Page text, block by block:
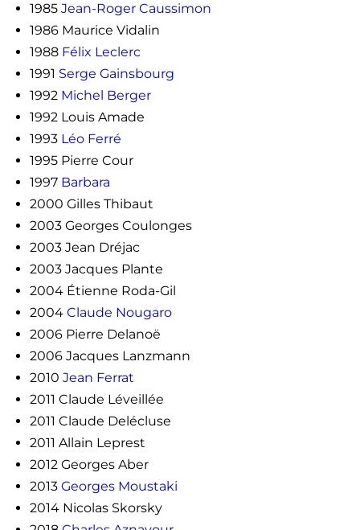
1985 Jean-Roger Caussimon
1986 Maurice Vidalin
1988 Félix Leclerc
1991 Serge Gainsbourg
1992 Michel Berger
1992 Louis Amade
1993 Léo Ferré
1995 Pierre Cour
1997 Barbara
2000 Gilles Thibaut
2003 Georges Coulonges
2003 Jean Dréjac
2003 Jacques Plante
2004 Étienne Roda-Gil
2004 Claude Nougaro
2006 Pierre Delanoë
2006 Jacques Lanzmann
2010 Jean Ferrat
2011 Claude Léveillée
2011 Claude Delécluse
2011 Allain Leprest
2012 Georges Aber
2013 Georges Moustaki
2014 Nicolas Skorsky